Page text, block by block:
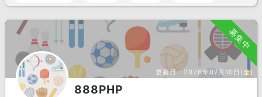
募集中
更新日： 2026年07月10日(金)
888PHP